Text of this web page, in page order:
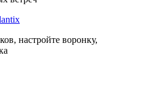
настройте воронку,